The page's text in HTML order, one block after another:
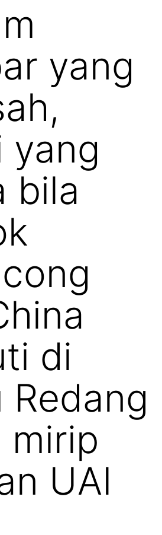
yang
yang
bila
di
Redang
mirip
UAI